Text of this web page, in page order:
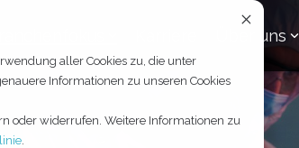
aller Cookies zu, die unter
Informationen zu unseren Cookies
oder widerrufen. Weitere Informationen zu
.
Über uns